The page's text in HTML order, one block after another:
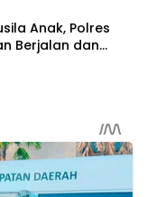
Anak, Polres
Berjalan dan